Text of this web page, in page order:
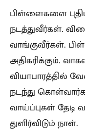
பிள்ளைகளை
நடத்துவீர்கள்.
வாங்குவீர்கள்.
அதிகரிக்கும்.
வியாபாரத்தில்
நடந்து
வாய்ப்புகள் தேடி
துளிர்விடும் நாள்.